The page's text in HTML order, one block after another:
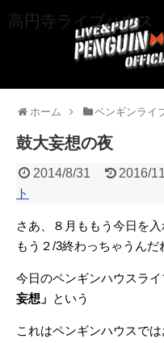
高円寺ライブハウ
ホーム ペンギンライ
鼓大妄想の夜
2014/8/31 2016/
ト
さあ、８月ももう今日を
もう２/3終わっちゃうんだ
今日のペンギンハウスラ
妄想」 という
これはペンギンハウスで